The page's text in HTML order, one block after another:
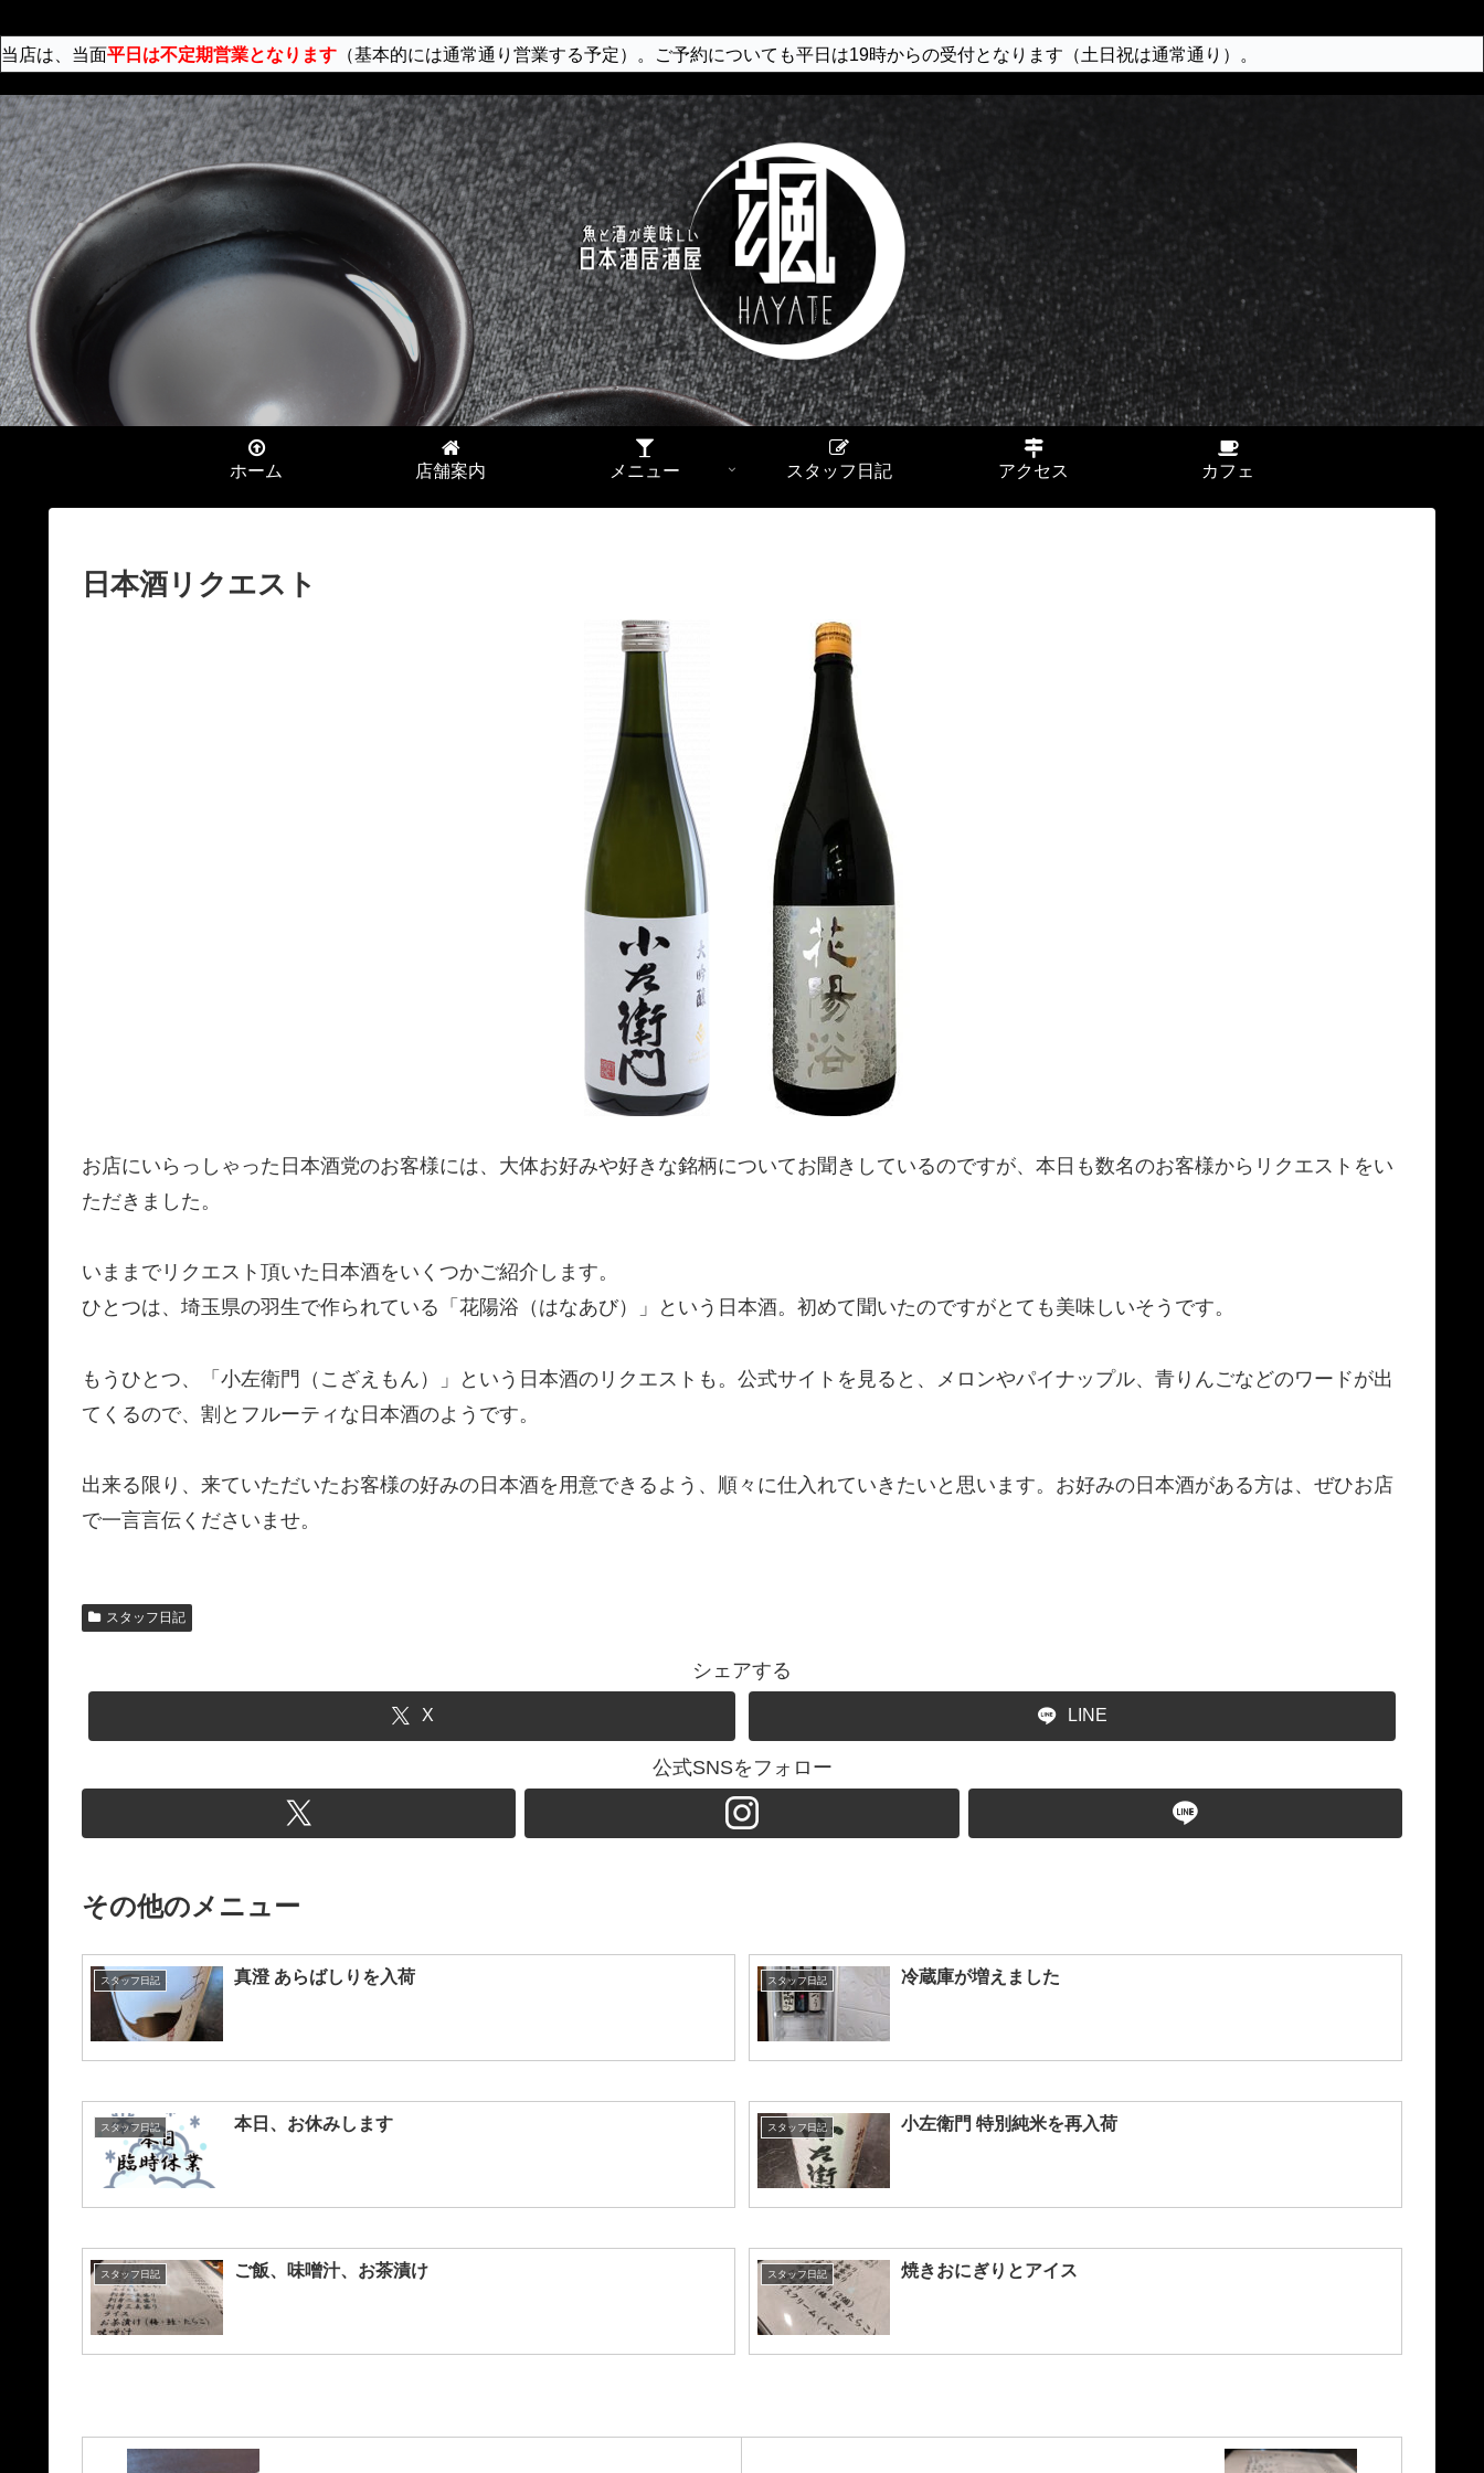
当店は、当面平日は不定期営業となります （基本的には通常通り営業する予定）。ご予約についても平日は19時からの受付となります（土日祝は通常通り）。
ホーム 店舗案内 メニュー スタッフ日記 アクセス カフェ
日本酒リクエスト
お店にいらっしゃった日本酒党のお客様には、大体お好みや好きな銘柄についてお聞きしているのですが、本日も数名のお客様からリクエストをい
ただきました。
いままでリクエスト頂いた日本酒をいくつかご紹介します。
ひとつは、埼玉県の羽生で作られている「花陽浴（はなあび）」という日本酒。初めて聞いたのですがとても美味しいそうです。
もうひとつ、「小左衛門（こざえもん）」という日本酒のリクエストも。公式サイトを見ると、メロンやパイナップル、青りんごなどのワードが出
てくるので、割とフルーティな日本酒のようです。
出来る限り、来ていただいたお客様の好みの日本酒を用意できるよう、順々に仕入れていきたいと思います。お好みの日本酒がある方は、ぜひお店
で一言言伝くださいませ。
スタッフ日記
シェアする
X LINE
公式SNSをフォロー
その他のメニュー
スタッフ日記 真澄 あらばしりを入荷 スタッフ日記 冷蔵庫が増えました
スタッフ日記 本日、お休みします スタッフ日記 小左衛門 特別純米を再入荷
スタッフ日記 ご飯、味噌汁、お茶漬け スタッフ日記 焼きおにぎりとアイス